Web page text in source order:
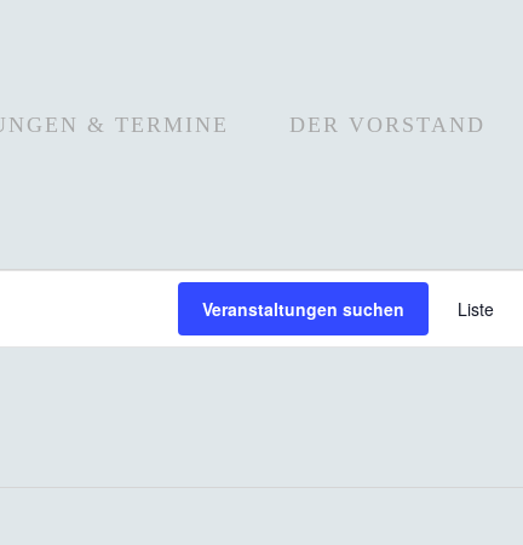
& TERMINE DER VORSTAND
Veranstaltungen suchen Liste